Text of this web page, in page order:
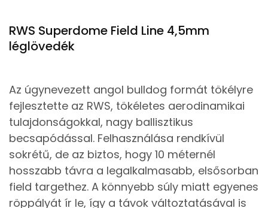
RWS Superdome Field Line 4,5mm
léglövedék
Az úgynevezett angol bulldog formát tökélyre
fejlesztette az RWS, tökéletes aerodinamikai
tulajdonságokkal, nagy ballisztikus
becsapódással. Felhasználása rendkívül
sokrétű, de az biztos, hogy 10 méternél
hosszabb távra a legalkalmasabb, elsősorban
field targethez. A könnyebb súly miatt egyenes
röppályát ír le, így a távok változtatásával is